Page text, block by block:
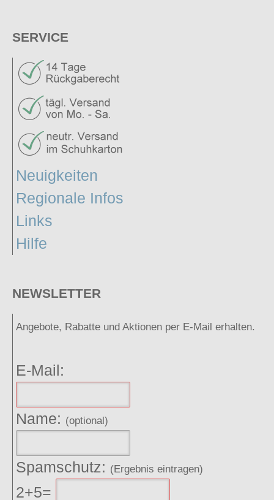
SERVICE
Neuigkeiten
Regionale Infos
Links
Hilfe
NEWSLETTER
Angebote, Rabatte und Aktionen per E-Mail erhalten.
E-Mail:
Name: (optional)
Spamschutz: (Ergebnis eintragen)
2+5=